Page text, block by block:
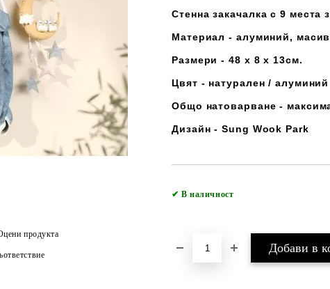
Стенна закачалка с 9 места
Материал - алуминий,
Размери - 48 х 8 х 13см.
Цвят - натурален / алуминий
Общо натоварване -
Дизайн - Sung Wook Park
✔ В наличност
продукта